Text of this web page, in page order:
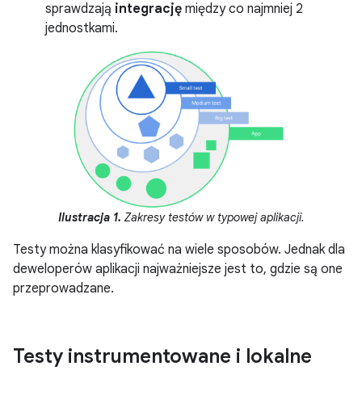
sprawdzają integrację między co najmniej 2
jednostkami.
Ilustracja 1. Zakresy testów w typowej aplikacji.
Testy można klasyfikować na wiele sposobów. Jednak dla
deweloperów aplikacji najważniejsze jest to, gdzie są one
przeprowadzane.
Testy instrumentowane i lokalne